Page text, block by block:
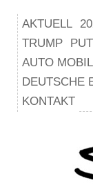
AKTUELL
TRUMP
AUTO
DEUTSCHE
KONTAKT